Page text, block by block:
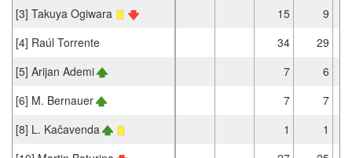
[3] Takuya Ogiwara
15
9
[4] Raúl Torrente
34
29
[5] Arijan Ademi
7
6
[6] M. Bernauer
7
7
[8] L. Kačavenda
1
1